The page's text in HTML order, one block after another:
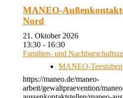
MANEO-
Nord
21. Oktober 2026
13:30 - 16:30
Familien- und
MANEO-Teestuben
https://maneo.de/maneo-
arbeit/gewaltpraevention/